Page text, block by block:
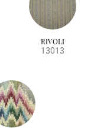
RIVOLI
13013